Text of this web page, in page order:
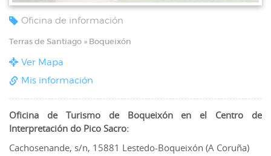
Oficina de información
Terras de Santiago » Boqueixón
Ver Mapa
Mis información
Oficina de Turismo de Boqueixón en el Centro de
Interpretación do Pico Sacro:
Cachosenande, s/n, 15881 Lestedo-Boqueixón (A Coruña)